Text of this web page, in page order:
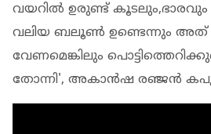
വയറില്‍ ഉരുണ്ട് കൂടലും,ഭാരവും
വലിയ ബലൂണ്‍ ഉണ്ടെന്നും അത്
വേണമെങ്കിലും
തോന്നി', അകാൻഷ രഞ്ജൻ